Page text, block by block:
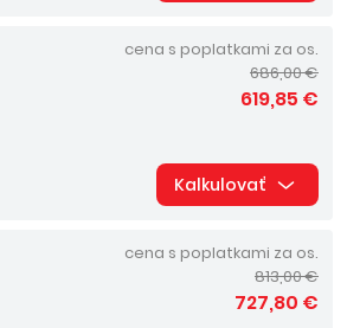
cena s poplatkami za os.
686,00 €
619,85 €
Kalkulovať
cena s poplatkami za os.
813,00 €
727,80 €